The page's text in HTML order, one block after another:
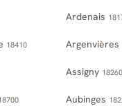
Ardenais
18410 Argenvières
Assigny 18260
Aubinges